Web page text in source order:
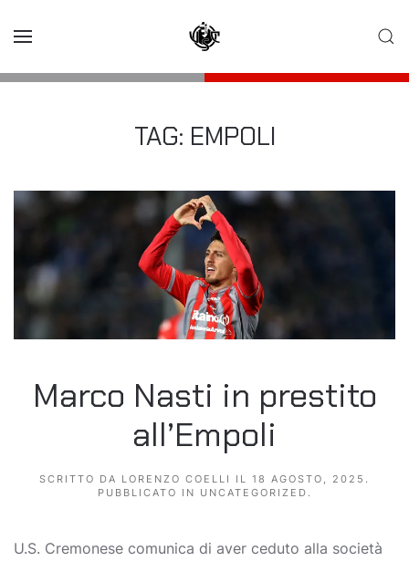
TAG: EMPOLI
Marco Nasti in prestito
all’Empoli
SCRITTO DA LORENZO COELLI IL 18 AGOSTO, 2025 .
PUBBLICATO IN UNCATEGORIZED .
U.S. Cremonese comunica di aver ceduto alla società